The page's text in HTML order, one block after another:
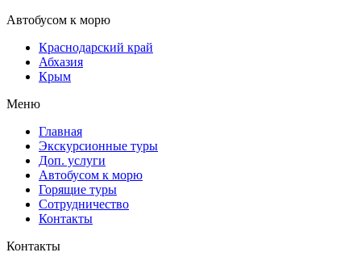
Автобусом к морю
Краснодарский край
Абхазия
Крым
Меню
Главная
Экскурсионные туры
Доп. услуги
Автобусом к морю
Горящие туры
Сотрудничество
Контакты
Контакты